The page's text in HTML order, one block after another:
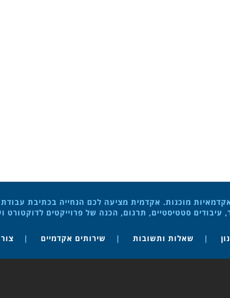
מוכנות. אקדמית מציעה לכם הנחייה בכתיבת עבודת
עיבודים סטטיסטיים, תרגום, הכנה של פרוייקטים לדוקטורט
שאלות ותשובות שירותים אקדמיים